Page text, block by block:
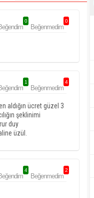
0
Beğenmedim
0
1
Beğenmedim
4
aldığın ücret güzel 3
şeklinimi
duy
üzül.
4
Beğenmedim
2